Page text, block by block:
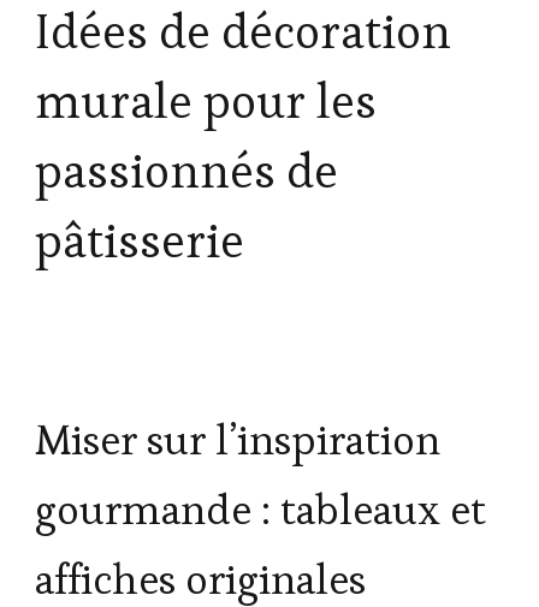
Idées de décoration
murale pour les
passionnés de
pâtisserie
Miser sur l’inspiration
gourmande : tableaux et
affiches originales